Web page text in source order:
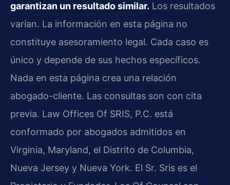
garantizan un resultado similar. Los resultados
varían. La información en esta página no
constituye asesoramiento legal. Cada caso es
único y depende de sus hechos específicos.
Nada en esta página crea una relación
abogado-cliente. Las consultas son con cita
previa. Law Offices Of SRIS, P.C. está
conformado por abogados admitidos en
Virginia, Maryland, el Distrito de Columbia,
Nueva Jersey y Nueva York. El Sr. Sris es el